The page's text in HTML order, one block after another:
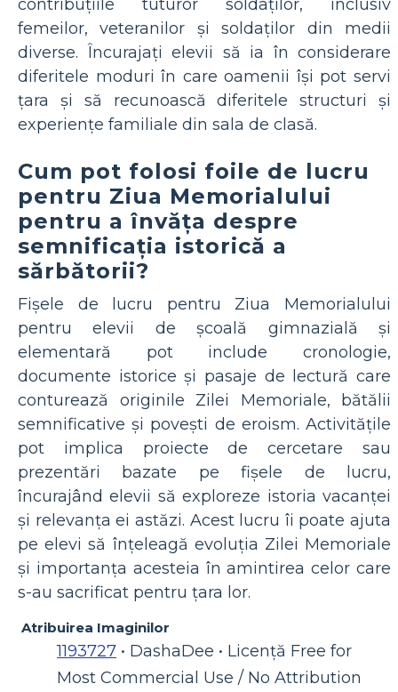
contribuțiile tuturor soldaților, inclusiv
femeilor, veteranilor și soldaților din medii
diverse. Încurajați elevii să ia în considerare
diferitele moduri în care oamenii își pot servi
țara și să recunoască diferitele structuri și
experiențe familiale din sala de clasă.
Cum pot folosi foile de lucru
pentru Ziua Memorialului
pentru a învăța despre
semnificația istorică a
sărbătorii?
Fișele de lucru pentru Ziua Memorialului
pentru elevii de școală gimnazială și
elementară pot include cronologie,
documente istorice și pasaje de lectură care
conturează originile Zilei Memoriale, bătălii
semnificative și povești de eroism. Activitățile
pot implica proiecte de cercetare sau
prezentări bazate pe fișele de lucru,
încurajând elevii să exploreze istoria vacanței
și relevanța ei astăzi. Acest lucru îi poate ajuta
pe elevi să înțeleagă evoluția Zilei Memoriale
și importanța acesteia în amintirea celor care
s-au sacrificat pentru țara lor.
Atribuirea Imaginilor
1193727 • DashaDee • Licență Free for
Most Commercial Use / No Attribution